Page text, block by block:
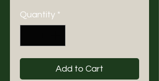
Quantity *
Add to Cart